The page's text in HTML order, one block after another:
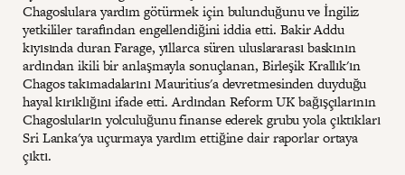
Chagoslulara yardım götürmek için bulunduğunu ve İngiliz
yetkililer tarafından engellendiğini iddia etti. Bakir Addu
kıyısında duran Farage, yıllarca süren uluslararası baskının
ardından ikili bir anlaşmayla sonuçlanan, Birleşik Krallık'ın
Chagos takımadalarını Mauritius'a devretmesinden duyduğu
hayal kırıklığını ifade etti. Ardından Reform UK bağışçılarının
Chagosluların yolculuğunu finanse ederek grubu yola çıktıkları
Sri Lanka'ya uçurmaya yardım ettiğine dair raporlar ortaya
çıktı.